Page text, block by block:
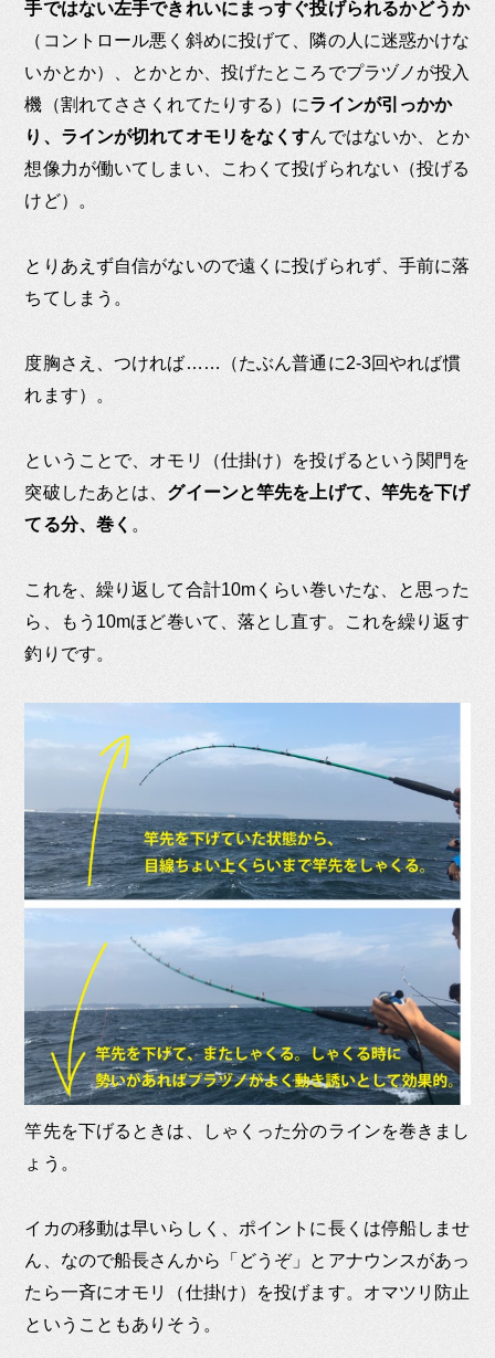
手ではない左手できれいにまっすぐ投げられるかどうか
（コントロール悪く斜めに投げて、隣の人に迷惑かけな
いかとか）、とかとか、投げたところでプラヅノが投入
機（割れてささくれてたりする）にラインが引っかか
り、ラインが切れてオモリをなくすんではないか、とか
想像力が働いてしまい、こわくて投げられない（投げる
けど）。
とりあえず自信がないので遠くに投げられず、手前に落
ちてしまう。
度胸さえ、つければ……（たぶん普通に2-3回やれば慣
れます）。
ということで、オモリ（仕掛け）を投げるという関門を
突破したあとは、 グイーンと竿先を上げて、竿先を下げ
てる分、巻く 。
これを、繰り返して合計10mくらい巻いたな、と思った
ら、もう10mほど巻いて、落とし直す。これを繰り返す
釣りです。
竿先を下げるときは、しゃくった分のラインを巻きまし
ょう。
イカの移動は早いらしく、ポイントに長くは停船しませ
ん、なので船長さんから「どうぞ」とアナウンスがあっ
たら一斉にオモリ（仕掛け）を投げます。オマツリ防止
ということもありそう。